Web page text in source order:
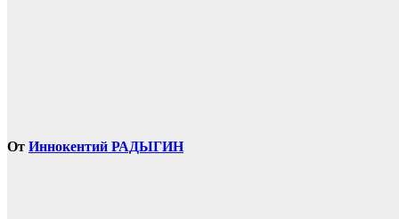
От Иннокентий РАДЫГИН